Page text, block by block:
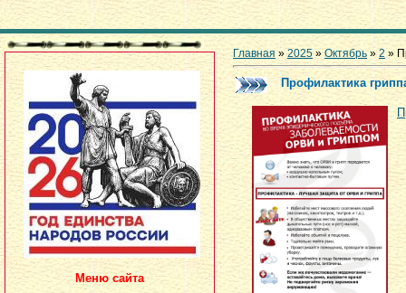
Меню сайта
Главная »2025 » Октябрь » 2 »
Профилактика